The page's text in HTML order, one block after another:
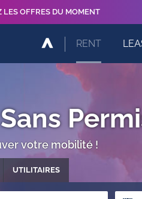
LES OFFRES DU MOMENT
RENT
votre mobilité !
UTILITAIRES